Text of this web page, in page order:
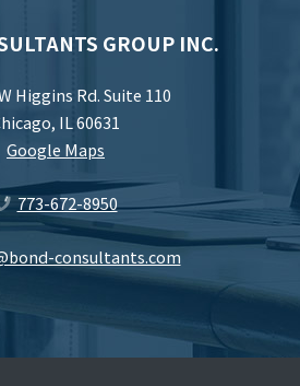
GROUP INC.
Higgins Rd. Suite 110
IL 60631
Google Maps
773-672-8950
consultants.com